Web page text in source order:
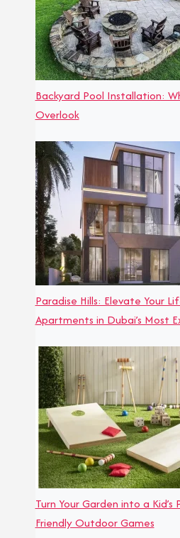
Backyard Pool Installation:
Overlook
Paradise Hills: Elevate Your
Apartments in Dubai’s Most
Turn Your Garden into a
Friendly Outdoor Games